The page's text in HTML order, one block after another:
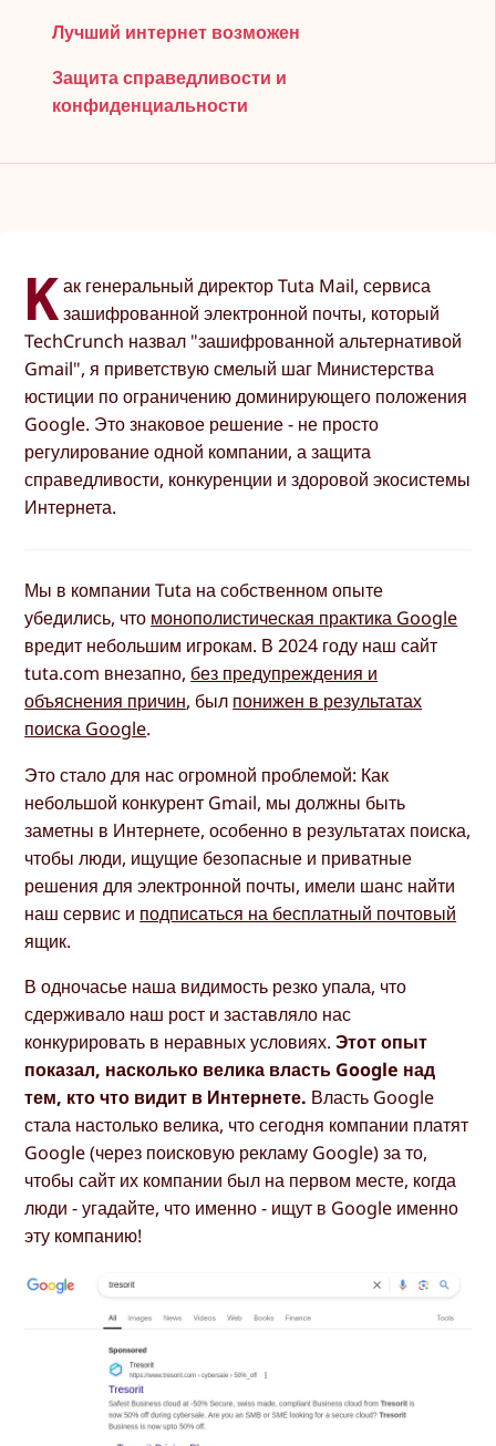
Лучший интернет возможен
Защита справедливости и
конфиденциальности
Как генеральный директор Tuta Mail, сервиса
зашифрованной электронной почты, который
TechCrunch назвал "зашифрованной альтернативой
Gmail", я приветствую смелый шаг Министерства
юстиции по ограничению доминирующего положения
Google. Это знаковое решение - не просто
регулирование одной компании, а защита
справедливости, конкуренции и здоровой экосистемы
Интернета.
Мы в компании Tuta на собственном опыте
убедились, что монополистическая практика Google
вредит небольшим игрокам. В 2024 году наш сайт
tuta.com внезапно, без предупреждения и
объяснения причин, был понижен в результатах
поиска Google.
Это стало для нас огромной проблемой: Как
небольшой конкурент Gmail, мы должны быть
заметны в Интернете, особенно в результатах поиска,
чтобы люди, ищущие безопасные и приватные
решения для электронной почты, имели шанс найти
наш сервис и подписаться на бесплатный почтовый
ящик.
В одночасье наша видимость резко упала, что
сдерживало наш рост и заставляло нас
конкурировать в неравных условиях.Этот опыт
показал, насколько велика власть Google над
тем, кто что видит в Интернете. Власть Google
стала настолько велика, что сегодня компании платят
Google (через поисковую рекламу Google) за то,
чтобы сайт их компании был на первом месте, когда
люди - угадайте, что именно - ищут в Google именно
эту компанию!